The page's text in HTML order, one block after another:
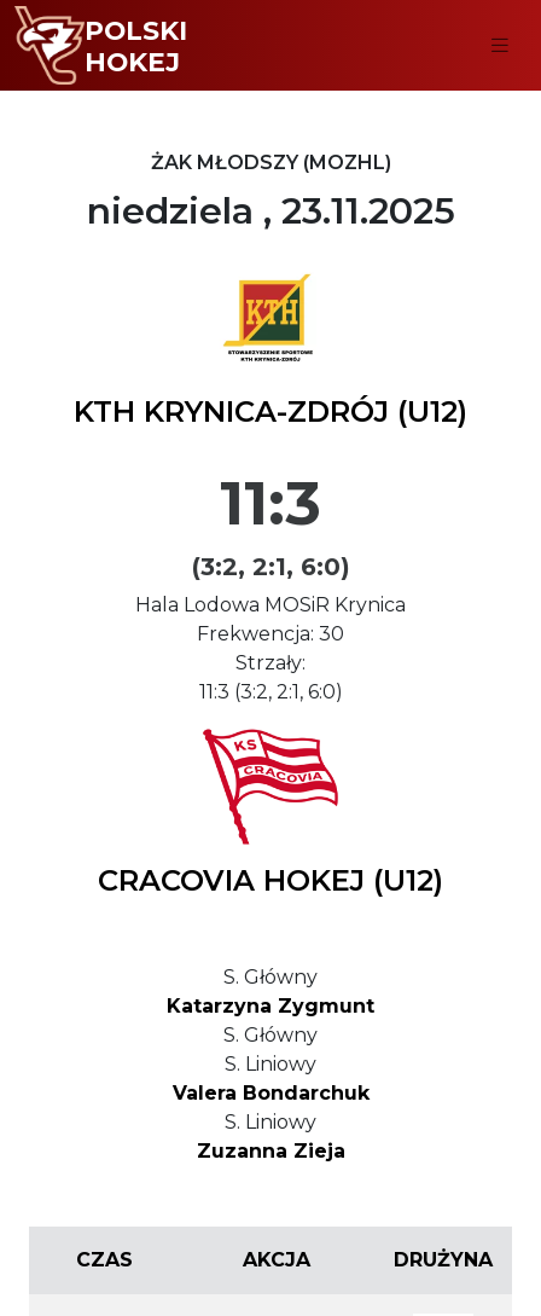
POLSKI
HOKEJ
ŻAK MŁODSZY (MOZHL)
niedziela , 23.11.2025
KTH KRYNICA-ZDRÓJ (U12)
11:3
(3:2, 2:1, 6:0)
Hala Lodowa MOSiR Krynica
Frekwencja: 30
Strzały:
11:3 (3:2, 2:1, 6:0)
CRACOVIA HOKEJ (U12)
S. Główny
Katarzyna Zygmunt
S. Główny
S. Liniowy
Valera Bondarchuk
S. Liniowy
Zuzanna Zieja
CZAS AKCJA DRUŻYNA